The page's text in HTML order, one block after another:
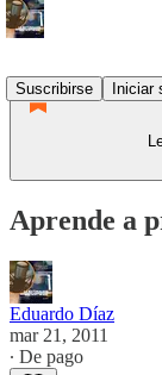
Suscribirse
Iniciar
Aprende a
Eduardo Díaz
mar 21, 2011
∙ De pago